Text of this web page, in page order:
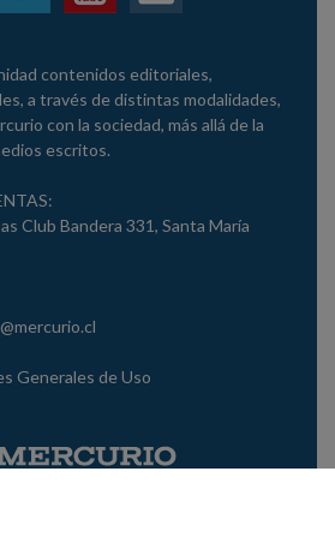
contenidos editoriales,
a través de distintas modalidades,
con la sociedad, más allá de la
escritos.
Club Bandera 331, Santa María
Generales de Uso